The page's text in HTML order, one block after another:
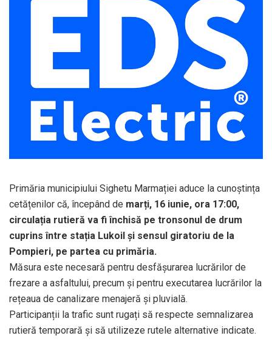
Primăria municipiului Sighetu Marmației aduce la cunoștința
cetățenilor că, începând de marți, 16 iunie, ora 17:00,
circulația rutieră va fi închisă pe tronsonul de drum
cuprins între stația Lukoil și sensul giratoriu de la
Pompieri, pe partea cu primăria.
Măsura este necesară pentru desfășurarea lucrărilor de
frezare a asfaltului, precum și pentru executarea lucrărilor la
rețeaua de canalizare menajeră și pluvială.
Participanții la trafic sunt rugați să respecte semnalizarea
rutieră temporară și să utilizeze rutele alternative indicate.